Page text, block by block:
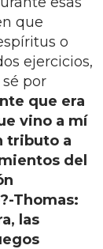
que
o
ejercicios,
por
que era
vino a mí
tributo a
del
-Thomas:
las